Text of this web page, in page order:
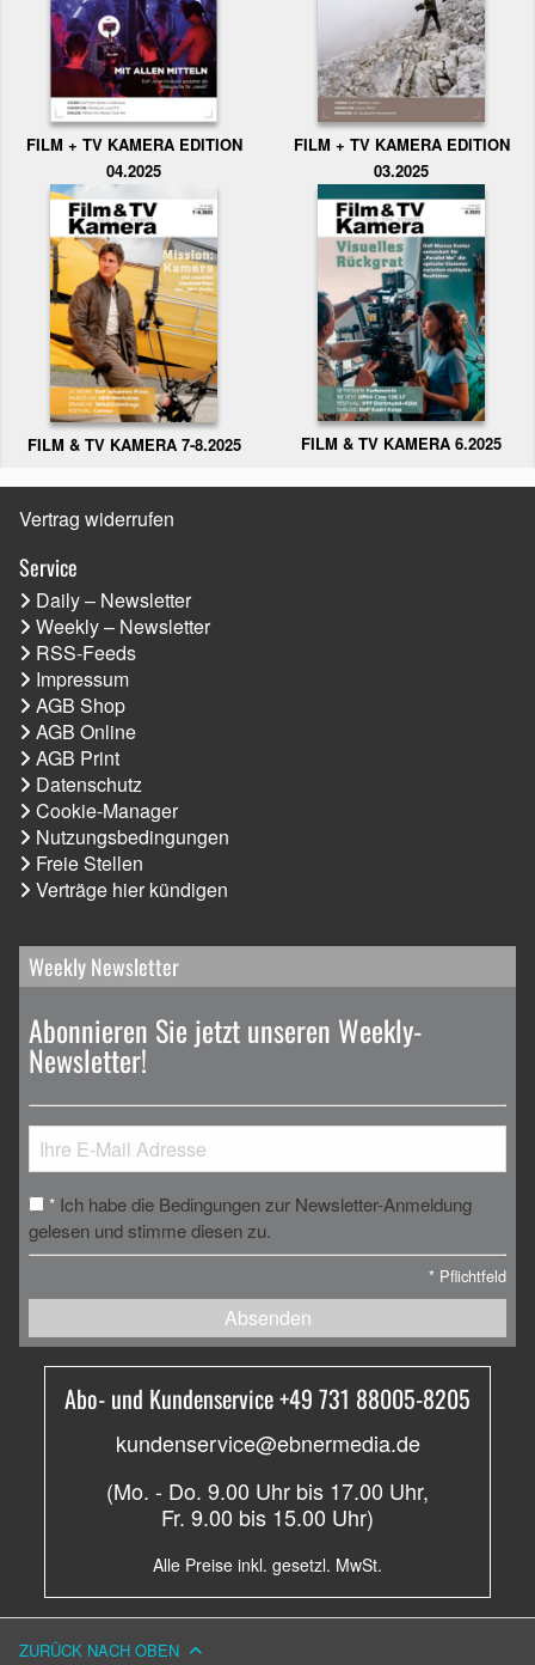
FILM + TV KAMERA EDITION
04.2025
FILM + TV KAMERA EDITION
03.2025
FILM & TV KAMERA 7-8.2025 FILM & TV KAMERA 6.2025
Vertrag widerrufen
Service
Daily – Newsletter
Weekly – Newsletter
RSS-Feeds
Impressum
AGB Shop
AGB Online
AGB Print
Datenschutz
Cookie-Manager
Nutzungsbedingungen
Freie Stellen
Verträge hier kündigen
Weekly Newsletter
Abonnieren Sie jetzt unseren Weekly-
Newsletter!
* Ich habe die Bedingungen zur Newsletter-Anmeldung
gelesen und stimme diesen zu.
* Pflichtfeld
Absenden
Abo- und Kundenservice +49 731 88005-8205
kundenservice@ebnermedia.de
(Mo. - Do. 9.00 Uhr bis 17.00 Uhr,
Fr. 9.00 bis 15.00 Uhr)
Alle Preise inkl. gesetzl. MwSt.
ZURÜCK NACH OBEN